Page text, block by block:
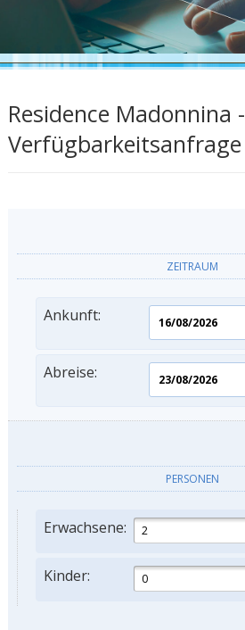
Residence Madonnina -
Verfügbarkeitsanfrage
ZEITRAUM
Ankunft:
Abreise:
PERSONEN
Erwachsene:
Kinder: